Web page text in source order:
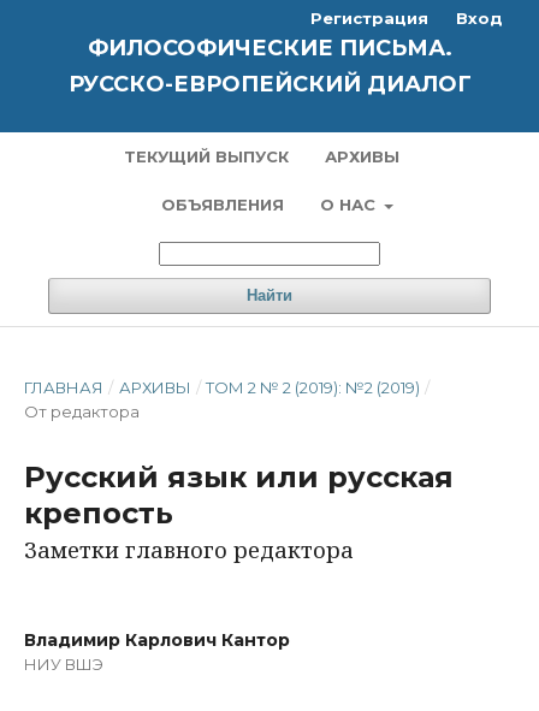
ФИЛОСОФИЧЕСКИЕ ПИСЬМА.
РУССКО-ЕВРОПЕЙСКИЙ ДИАЛОГ
ТЕКУЩИЙ ВЫПУСК АРХИВЫ
ОБЪЯВЛЕНИЯ О НАС
Найти
Регистрация Вход
ГЛАВНАЯ / АРХИВЫ / ТОМ 2 № 2 (2019): №2 (2019) /
От редактора
Русский язык или русская
крепость
Заметки главного редактора
Владимир Карлович Кантор
НИУ ВШЭ